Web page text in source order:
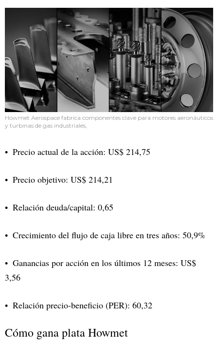
Howmet Aerospace fabrica componentes clave para motores aeronáuticos
y turbinas de gas industriales,
Precio actual de la acción: US$ 214,75
Precio objetivo: US$ 214,21
Relación deuda/capital: 0,65
Crecimiento del flujo de caja libre en tres años: 50,9%
Ganancias por acción en los últimos 12 meses: US$
3,56
Relación precio-beneficio (PER): 60,32
Cómo gana plata Howmet